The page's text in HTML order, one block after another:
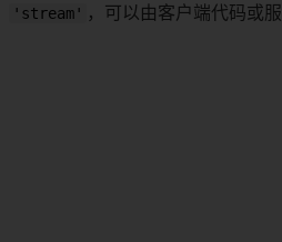
'stream' ，可以由客户端代码或